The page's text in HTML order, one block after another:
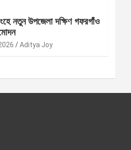
নতুন উপজেলা দক্ষিণ গফরগাঁও
Aditya Joy